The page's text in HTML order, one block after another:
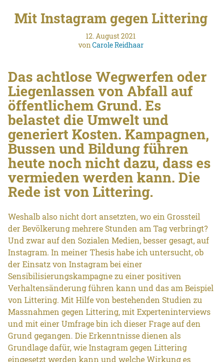
Mit Instagram gegen Littering
12. August 2021
vonCarole Reidhaar
Das achtlose Wegwerfen oder
Liegenlassen von Abfall auf
öffentlichem Grund. Es
belastet die Umwelt und
generiert Kosten. Kampagnen,
Bussen und Bildung führen
heute noch nicht dazu, dass es
vermieden werden kann. Die
Rede ist von Littering.
Weshalb also nicht dort ansetzten, wo ein Grossteil
der Bevölkerung mehrere Stunden am Tag verbringt?
Und zwar auf den Sozialen Medien, besser gesagt, auf
Instagram. In meiner Thesis habe ich untersucht, ob
der Einsatz von Instagram bei einer
Sensibilisierungskampagne zu einer positiven
Verhaltensänderung führen kann und das am Beispiel
von Littering. Mit Hilfe von bestehenden Studien zu
Massnahmen gegen Littering, mit Experteninterviews
und mit einer Umfrage bin ich dieser Frage auf den
Grund gegangen. Die Erkenntnisse dienen als
Grundlage dafür, wie Instagram gegen Littering
eingesetzt werden kann und welche Wirkung es